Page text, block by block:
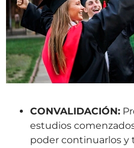
CONVALIDACIÓN:
estudios
poder continuarlos y